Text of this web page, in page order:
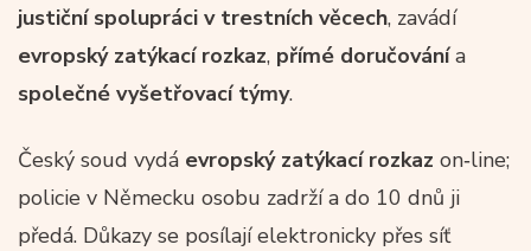
justiční spolupráci v trestních věcech, zavádí
evropský zatýkací rozkaz, přímé doručovánía
společné vyšetřovací týmy.
Český soud vydá evropský zatýkací rozkaz on‑line;
policie v Německu osobu zadrží a do 10 dnů ji
předá. Důkazy se posílají elektronicky přes síť